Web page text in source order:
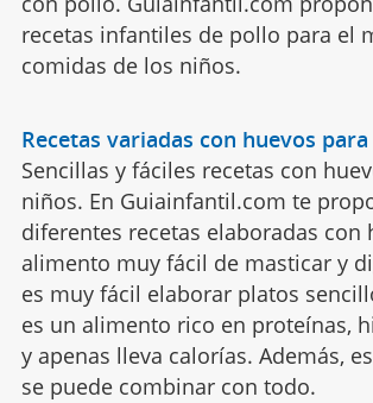
recetas infantiles de pollo para el
comidas de los niños.
Recetas variadas con huevos
Sencillas y fáciles recetas con
niños. En Guiainfantil.com te
diferentes recetas elaboradas con
alimento muy fácil de masticar y
es muy fácil elaborar platos
es un alimento rico en proteínas,
y apenas lleva calorías. Además,
se puede combinar con todo.